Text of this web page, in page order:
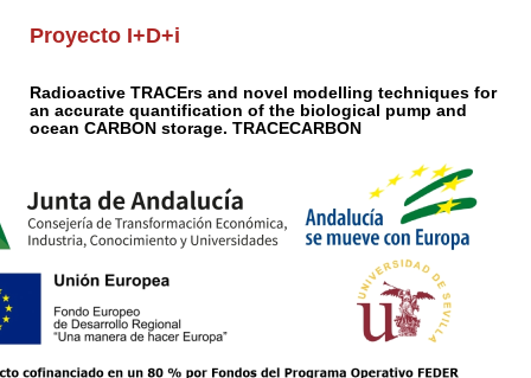
Proyecto I+D+i
Radioactive TRACErs and novel modelling techniques for
an accurate quantification of the biological pump and
ocean CARBON storage. TRACECARBON